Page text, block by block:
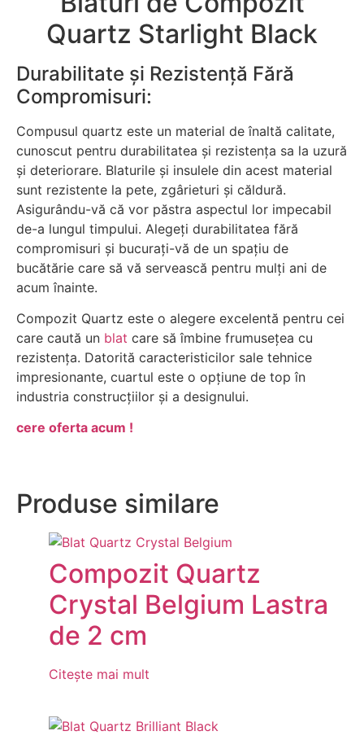
Produse similare
Compozit Quartz
Crystal Belgium Lastra
de 2 cm
Citește mai mult
Quartz Starlight Black
Durabilitate și Rezistență Fără
Compromisuri:
Compusul quartz este un material de înaltă calitate,
cunoscut pentru durabilitatea și rezistența sa la uzură
și deteriorare. Blaturile și insulele din acest material
sunt rezistente la pete, zgârieturi și căldură.
Asigurându-vă că vor păstra aspectul lor impecabil
de-a lungul timpului. Alegeți durabilitatea fără
compromisuri și bucurați-vă de un spațiu de
bucătărie care să vă servească pentru mulți ani de
acum înainte.
Compozit Quartz este o alegere excelentă pentru cei
care caută un blat care să îmbine frumusețea cu
rezistența. Datorită caracteristicilor sale tehnice
impresionante, cuartul este o opțiune de top în
industria construcțiilor și a designului.
cere oferta acum !